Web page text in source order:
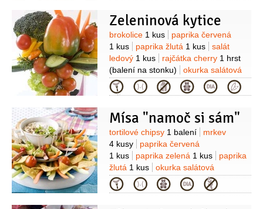
2 kusy
šťáva citronová(z poloviny
citronu)
majonéza 4 lžíce (nebo část
nahradíme za zakysanou
smetanu)
pepř černý (mletý) sůl
Zeleninová kytice
Suroviny
brokolice 1 kus
paprika červená
1 kus
paprika žlutá 1 kus
salát
ledový 1 kus rajčátka cherry 1 hrst
(balení na stonku)
okurka salátová
1 kus
mrkev2 kusy sůl
Kategorie
Mísa "namoč si sám"
Suroviny
tortilové chipsy 1 balení
mrkev
4 kusy
paprika červená
1 kus
paprika zelená 1 kus
paprika
žlutá 1 kus
okurka salátová
1 kus
rajčátka cherry
1 balení
sýr klobása Na DIP: jogurt
Kategorie